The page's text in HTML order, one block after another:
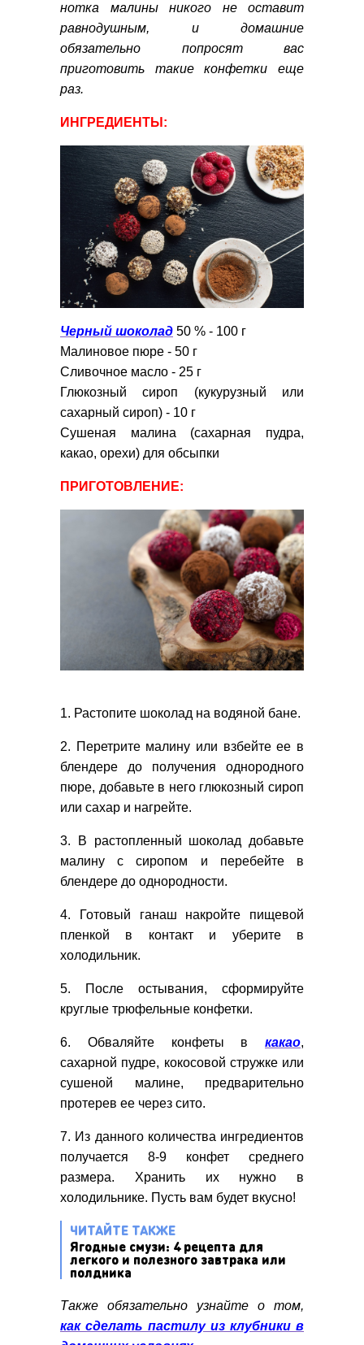
нотка малины никого не оставит
равнодушным, и домашние
обязательно попросят вас
приготовить такие конфетки еще
раз.
ИНГРЕДИЕНТЫ:
Черный шоколад 50 % - 100 г
Малиновое пюре - 50 г
Сливочное масло - 25 г
Глюкозный сироп (кукурузный или
сахарный сироп) - 10 г
Сушеная малина (сахарная пудра,
какао, орехи) для обсыпки
ПРИГОТОВЛЕНИЕ:
1. Растопите шоколад на водяной бане.
2. Перетрите малину или взбейте ее в
блендере до получения однородного
пюре, добавьте в него глюкозный сироп
или сахар и нагрейте.
3. В растопленный шоколад добавьте
малину с сиропом и перебейте в
блендере до однородности.
4. Готовый ганаш накройте пищевой
пленкой в контакт и уберите в
холодильник.
5. После остывания, сформируйте
круглые трюфельные конфетки.
6. Обваляйте конфеты в какао,
сахарной пудре, кокосовой стружке или
сушеной малине, предварительно
протерев ее через сито.
7. Из данного количества ингредиентов
получается 8-9 конфет среднего
размера. Хранить их нужно в
холодильнике. Пусть вам будет вкусно!
ЧИТАЙТЕ ТАКЖЕ
Ягодные смузи: 4 рецепта для
легкого и полезного завтрака или
полдника
Также обязательно узнайте о том,
как сделать пастилу из клубники в